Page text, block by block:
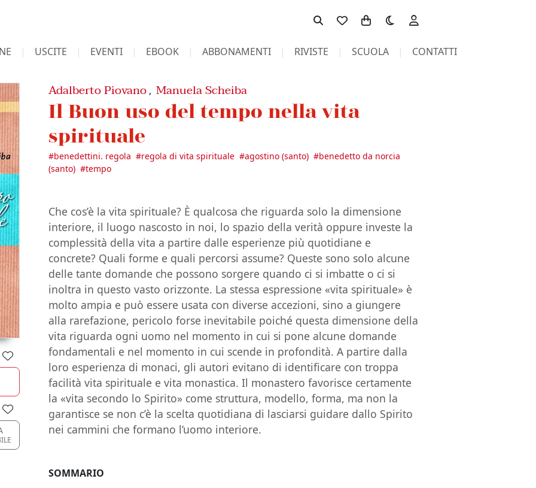
Toggle theme
USCITE EVENTI EBOOK ABBONAMENTI RIVISTE SCUOLA CONTATTI
Adalberto Piovano ,Manuela Scheiba
Il Buon uso del tempo nella vita
spirituale
#benedettini. regola #regola di vita spirituale #agostino (santo) #benedetto da norcia
(santo) #tempo
Che cos’è la vita spirituale? È qualcosa che riguarda solo la dimensione
interiore, il luogo nascosto in noi, lo spazio della verità oppure investe la
complessità della vita a partire dalle esperienze più quotidiane e
concrete? Quali forme e quali percorsi assume? Queste sono solo alcune
delle tante domande che possono sorgere quando ci si imbatte o ci si
inoltra in questo vasto orizzonte. La stessa espressione «vita spirituale» è
molto ampia e può essere usata con diverse accezioni, sino a giungere
alla rarefazione, pericolo forse inevitabile poiché questa dimensione della
vita riguarda ogni uomo nel momento in cui si pone alcune domande
fondamentali e nel momento in cui scende in profondità. A partire dalla
loro esperienza di monaci, gli autori evitano di identificare con troppa
facilità vita spirituale e vita monastica. Il monastero favorisce certamente
la «vita secondo lo Spirito» come struttura, modello, forma, ma non la
garantisce se non c’è la scelta quotidiana di lasciarsi guidare dallo Spirito
nei cammini che formano l’uomo interiore.
SOMMARIO